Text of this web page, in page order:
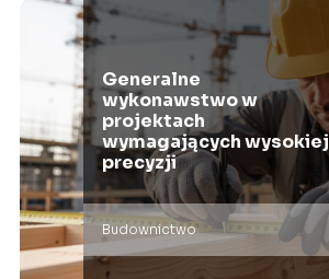
Generalne
wykonawstwo w
projektach
wymagających wysokiej
precyzji
Budownictwo